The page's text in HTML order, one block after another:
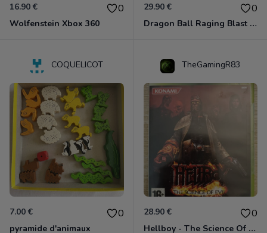
16.90 € 0
Wolfenstein Xbox 360
29.90 € 0
Dragon Ball Raging Blast 2 Xbox 360
COQUELICOT
7.00 € 0
pyramide d'animaux
TheGamingR83
28.90 € 0
Hellboy - The Science Of Evil Xbox 360